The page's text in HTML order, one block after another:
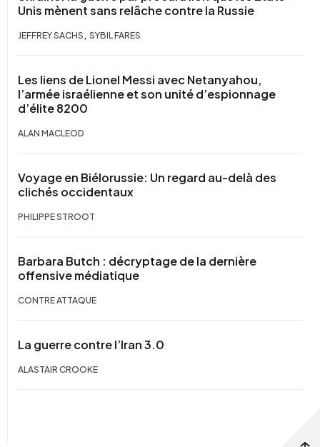
Unis mènent sans relâche contre la Russie
JEFFREY SACHS, SYBIL FARES
Les liens de Lionel Messi avec Netanyahou,
l’armée israélienne et son unité d’espionnage
d’élite 8200
ALAN MACLEOD
Voyage en Biélorussie: Un regard au-delà des
clichés occidentaux
PHILIPPE STROOT
Barbara Butch : décryptage de la dernière
offensive médiatique
CONTRE ATTAQUE
La guerre contre l’Iran 3.0
ALASTAIR CROOKE